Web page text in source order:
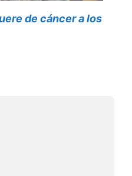
de cáncer a los